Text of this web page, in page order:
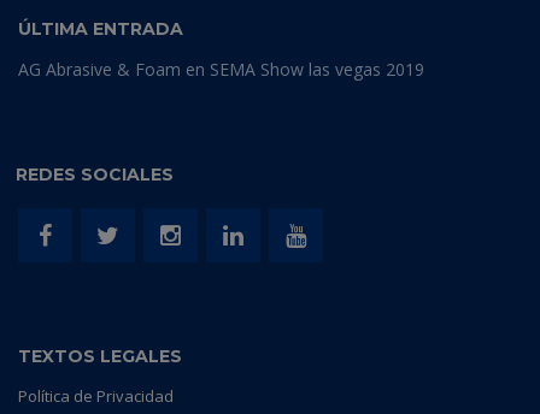
ÚLTIMA ENTRADA
AG Abrasive & Foam en SEMA Show las vegas 2019
REDES SOCIALES
TEXTOS LEGALES
Política de Privacidad